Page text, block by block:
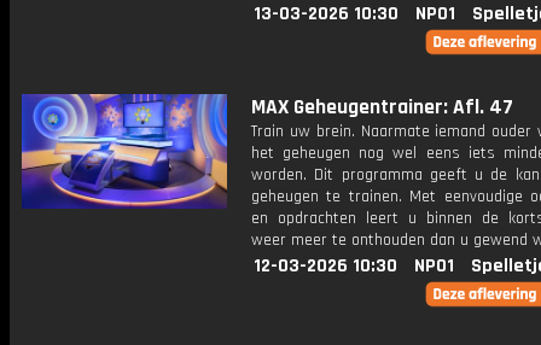
13-03-2026 10:30 NPO1
MAX Geheugentrainer: Afl. 47
Train uw brein. Naarmate iemand ouder
het geheugen nog wel eens iets
worden. Dit programma geeft u de
geheugen te trainen. Met eenvoudige
en opdrachten leert u binnen de
weer meer te onthouden dan u gewend
12-03-2026 10:30 NPO1